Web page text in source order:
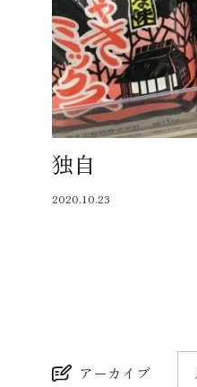
独自
2020.10.23
アーカイブ